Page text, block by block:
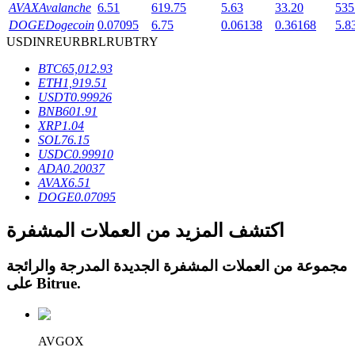
القروض
خدمة الاقتراض المدعومة بالعملات المشفرة
AVAXAvalanche 6.51 619.75 5.63 33.20
DOGEDogecoin 0.07095 6.75 0.06138 0.36168
USDINREURBRLRUBTRY
BTC65,012.93
ETH1,919.51
USDT0.99926
BNB601.91
XRP1.04
SOL76.15
USDC0.99910
ADA0.20037
AVAX6.51
DOGE0.07095
اكتشف المزيد من العملات المشفرة
مجموعة من العملات المشفرة الجديدة المدرجة والرائجة
Bitrue.
AVGOX